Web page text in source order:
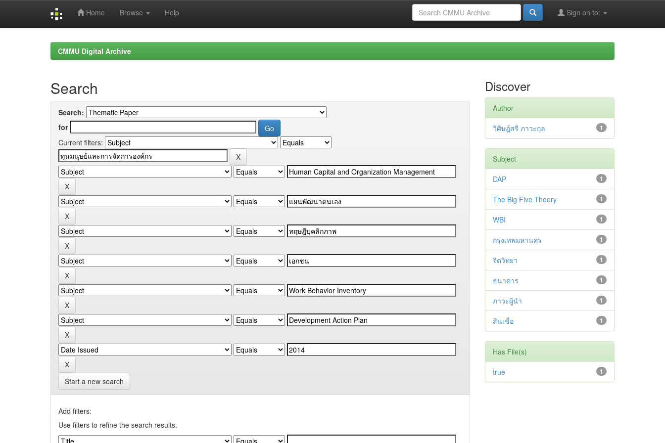
Home Browse Help Sign on to:
CMMU Digital Archive
Search
Search:
for
Current filters:
Start a new search
Add filters:
Use filters to refine the search results.
Discover
Author
1
วิศิษฎ์สรี ภาวะกุล
Subject
1
DAP
1
The Big Five Theory
1
WBI
1
กรุงเทพมหานคร
1
จิตวิทยา
1
ธนาคาร
1
ภาวะผู้นำ
1
สินเชื่อ
Has File(s)
1
true